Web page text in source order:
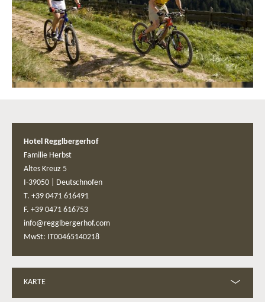
Hotel Regglbergerhof
Familie Herbst
Altes Kreuz 5
I-39050
Deutschnofen
T. +39 0471 616491
F. +39 0471 616753
info@regglbergerhof.com
MwSt: IT00465140218
KARTE